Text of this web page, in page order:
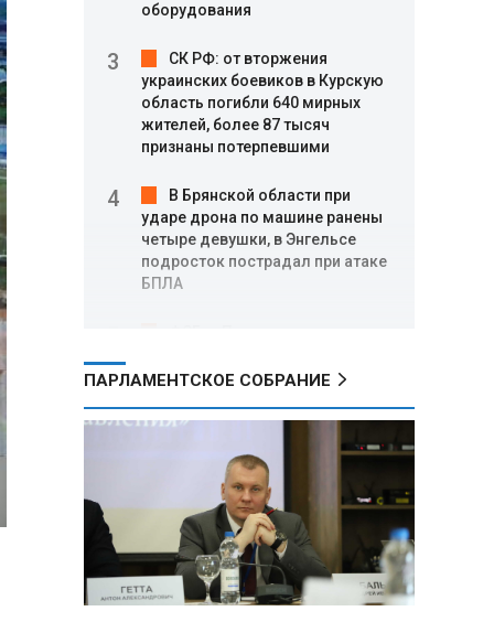
оборудования
СК РФ: от вторжения
украинских боевиков в Курскую
область погибли 640 мирных
жителей, более 87 тысяч
признаны потерпевшими
В Брянской области при
ударе дрона по машине ранены
четыре девушки, в Энгельсе
подросток пострадал при атаке
БПЛА
подготовке теракта на объекте
Минобороны РФ: за ночь
ПВО сбила 605 украинских
беспилотников над Россией и
акваторией Черного и Азовского
морей
Где проголосовать
россиянам в Беларуси на
ПАРЛАМЕНТСКОЕ СОБРАНИЕ